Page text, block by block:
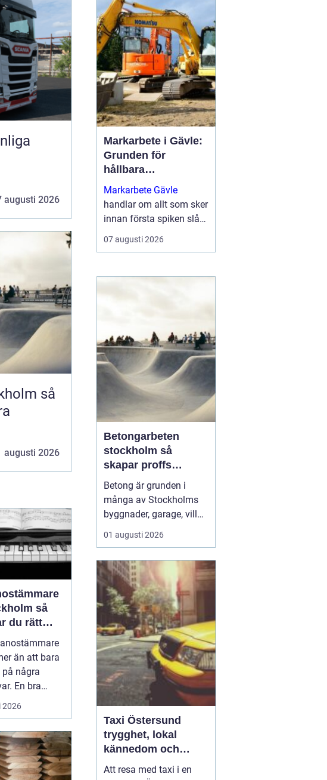
augusti 2026
så
augusti 2026
så
du rätt
för ditt
än att bara
några
En bra
påverkar
låt...
2026
cyklar i snygg folie får
företag ett rörligt
skyltfönster som arbetar
dygnet runt, året o...
Markarbete i Gävle:
Grunden för
hållbara
byggprojekt
Markarbete Gävle
handlar om allt som sker
innan första spiken slås
i eller första
betongplattan gjuts, och
grunden för ett tryggt...
07 augusti 2026
Betongarbeten
stockholm så
skapar proffs
hållbara
konstruktioner
Betong är grunden i
många av Stockholms
byggnader, garage, villor
och industrifastigheter.
När man pratar om
Stockholm handlar det
både om stabila grunder,
välgjutna stommar och
snygga ytor som håller
länge. För den som
planerar ett byg...
01 augusti 2026
Taxi Östersund
trygghet, lokal
kännedom och
smidiga resor året
runt
Att resa med taxi i en